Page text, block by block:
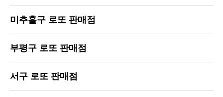
미추홀구 로또 판매점
부평구 로또 판매점
서구 로또 판매점